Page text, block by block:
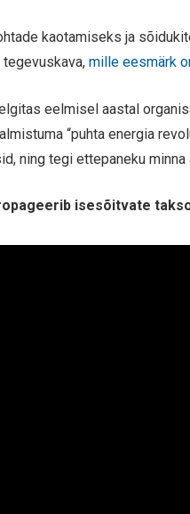
kaotamiseks ja
tegevuskava,mille eesmärk
eelmisel aastal
“puhta energia
ning tegi ettepaneku
isesõitvate